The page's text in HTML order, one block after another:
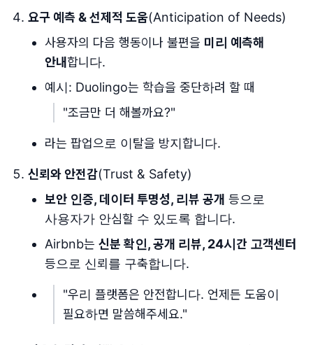
요구 예측 & 선제적 도움(Anticipation of Needs)
사용자의 다음 행동이나 불편을 미리 예측해
안내 합니다.
예시: Duolingo는 학습을 중단하려 할 때
"조금만 더 해볼까요?"
라는 팝업으로 이탈을 방지합니다.
신뢰와 안전감(Trust & Safety)
보안 인증, 데이터 투명성, 리뷰 공개 등으로
사용자가 안심할 수 있도록 합니다.
Airbnb는 신분 확인, 공개 리뷰, 24시간 고객센터
등으로 신뢰를 구축합니다.
"우리 플랫폼은 안전합니다. 언제든 도움이
필요하면 말씀해주세요."